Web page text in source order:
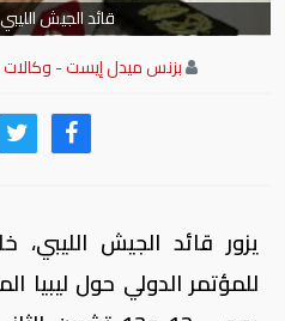
قائد الجيش
بزنس ميدل إيست - وكالات
يزور قائد الجيش الليبي،
للمؤتمر الدولي حول ليبيا